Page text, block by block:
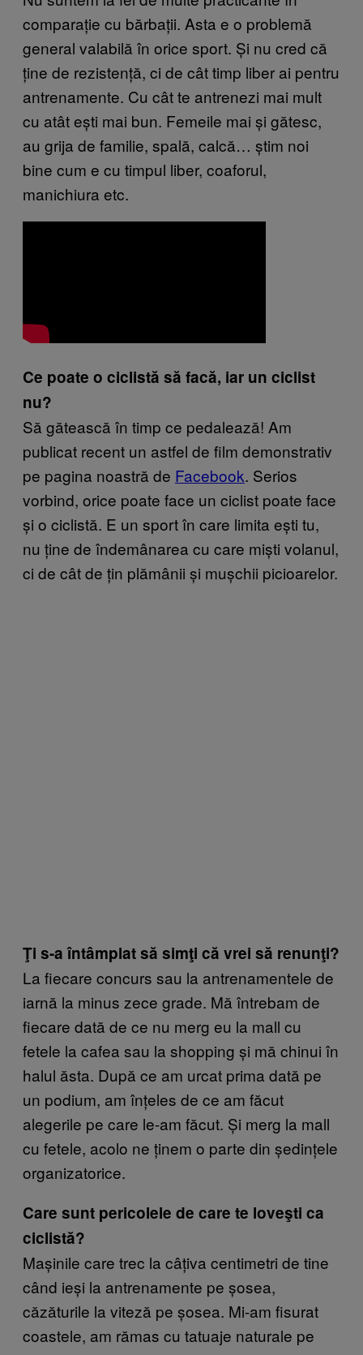
comparație cu bărbații. Asta e o problemă
general valabilă în orice sport. Și nu cred că
ține de rezistență, ci de cât timp liber ai pentru
antrenamente. Cu cât te antrenezi mai mult
cu atât ești mai bun. Femeile mai și gătesc,
au grija de familie, spală, calcă… știm noi
bine cum e cu timpul liber, coaforul,
manichiura etc.
Ce poate o ciclistă să facă, iar un ciclist
nu?
Să gătească în timp ce pedalează! Am
publicat recent un astfel de film demonstrativ
pe pagina noastră de Facebook. Serios
vorbind, orice poate face un ciclist poate face
și o ciclistă. E un sport în care limita ești tu,
nu ține de îndemânarea cu care miști volanul,
ci de cât de țin plămânii și mușchii picioarelor.
Ţi s-a întâmplat să simţi că vrei să renunţi?
La fiecare concurs sau la antrenamentele de
iarnă la minus zece grade. Mă întrebam de
fiecare dată de ce nu merg eu la mall cu
fetele la cafea sau la shopping și mă chinui în
halul ăsta. După ce am urcat prima dată pe
un podium, am înțeles de ce am făcut
alegerile pe care le-am făcut. Și merg la mall
cu fetele, acolo ne ținem o parte din ședințele
organizatorice.
Care sunt pericolele de care te loveşti ca
ciclistă?
Mașinile care trec la câțiva centimetri de tine
când ieși la antrenamente pe șosea,
căzăturile la viteză pe șosea. Mi-am fisurat
coastele, am rămas cu tatuaje naturale pe